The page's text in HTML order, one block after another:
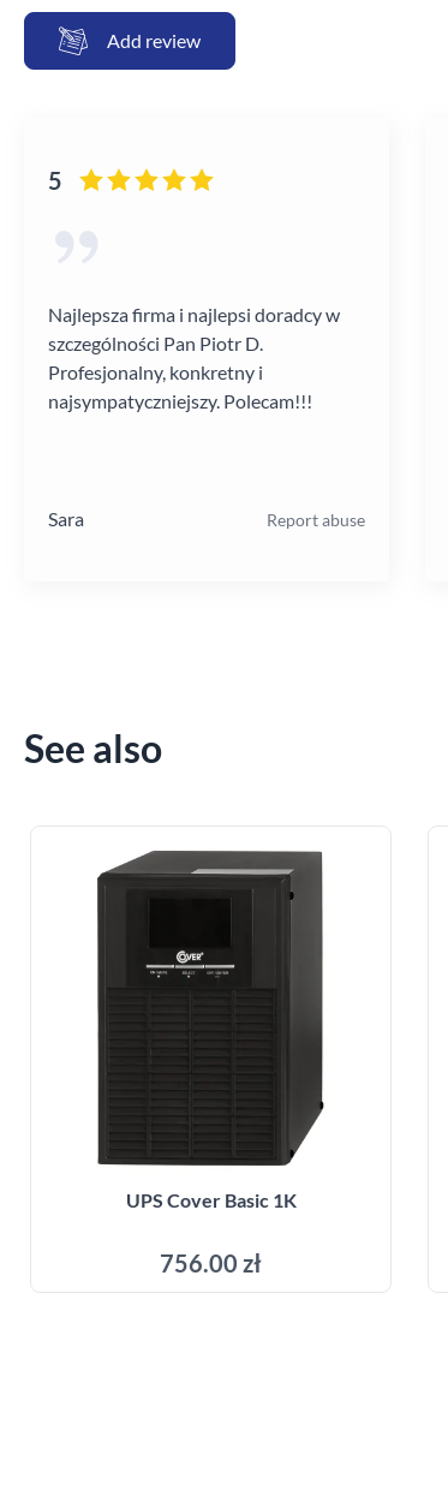
Add review
5
Najlepsza firma i najlepsi doradcy w
szczególności Pan Piotr D.
Profesjonalny, konkretny i
najsympatyczniejszy. Polecam!!!
Sara Report abuse
See also
UPS Cover Basic 1K
756.00 zł